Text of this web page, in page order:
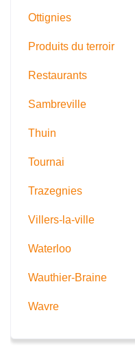
Ottignies
Produits du terroir
Restaurants
Sambreville
Thuin
Tournai
Trazegnies
Villers-la-ville
Waterloo
Wauthier-Braine
Wavre